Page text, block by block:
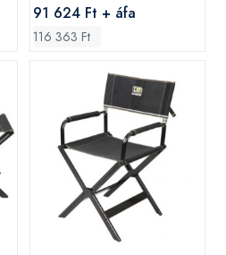
91 624 Ft + áfa
116 363 Ft